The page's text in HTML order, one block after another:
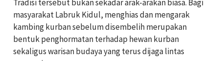
Tradisi tersebut bukan sekadar arak-arakan biasa. Bagi
masyarakat Labruk Kidul, menghias dan mengarak
kambing kurban sebelum disembelih merupakan
bentuk penghormatan terhadap hewan kurban
sekaligus warisan budaya yang terus dijaga lintas